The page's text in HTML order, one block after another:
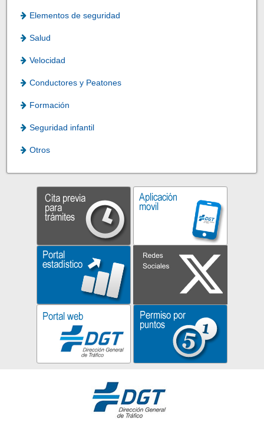
Elementos de seguridad
Salud
Velocidad
Conductores y Peatones
Formación
Seguridad infantil
Otros